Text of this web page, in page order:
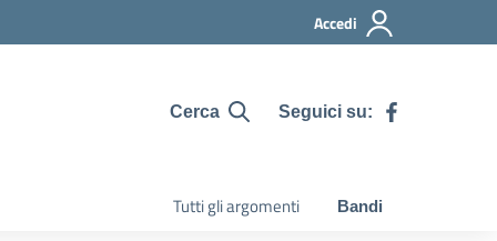
Accedi
Cerca Seguici su:
Tutti gli argomenti Bandi